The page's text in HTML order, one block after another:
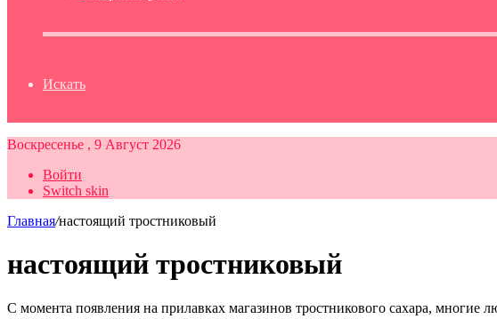
Искать
Воскресенье , 9 Август 2026
Войти
Switch skin
Главная/настоящий тростниковый
настоящий тростниковый
С момента появления на прилавках магазинов тростникового сахара, многие